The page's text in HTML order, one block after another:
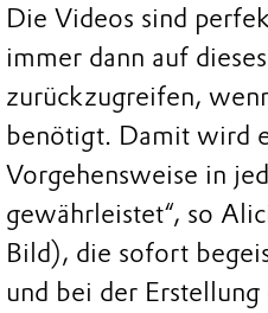
Die Videos sind
immer dann auf
zurückzugreifen,
benötigt. Damit wird
Vorgehensweise in
gewährleistet“, so
Bild), die sofort
und bei der Erstellung